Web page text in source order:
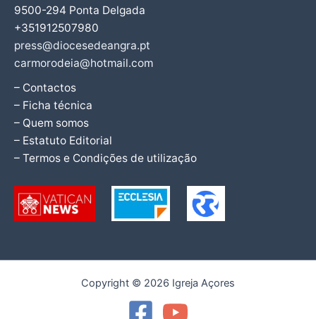
9500-294 Ponta Delgada
+351912507980
press@diocesedeangra.pt
carmorodeia@hotmail.com
– Contactos
– Ficha técnica
– Quem somos
– Estatuto Editorial
– Termos e Condições de utilização
Copyright © 2026 Igreja Açores